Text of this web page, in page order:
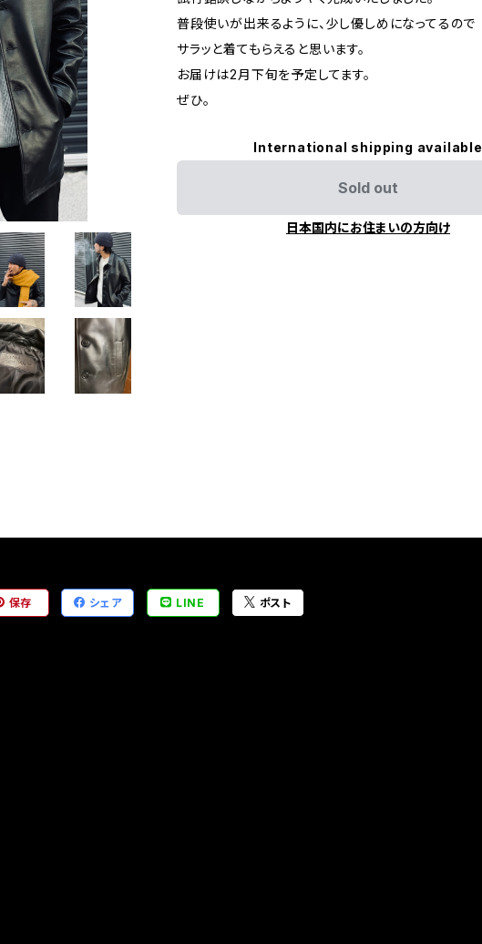
普段使いが出来るように、少し優しめになってるので
サラッと着てもらえると思います。
お届けは2月下旬を予定してます。
ぜひ。
International shipping available
Sold out
日本国内にお住まいの方向け
保存 シェア LINE ポスト